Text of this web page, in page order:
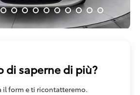
di saperne di più?
il form e ti ricontatteremo.